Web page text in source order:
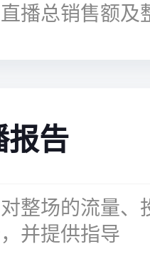
播总销售额及
报告
整场的流量、
并提供指导